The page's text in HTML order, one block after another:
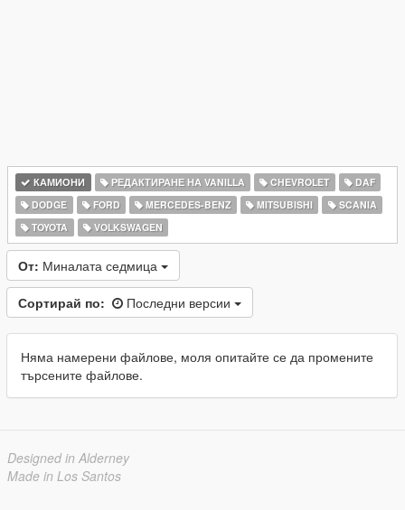
КАМИОНИ РЕДАКТИРАНЕ НА VANILLA CHEVROLET
DAF
DODGE
FORD MERCEDES-BENZ MITSUBISHI
SCANIA
TOYOTA
VOLKSWAGEN
От: Миналата седмица
Сортирай по: Последни версии
Няма намерени файлове, моля опитайте се да промените
търсените файлове.
Designed in Alderney
Made in Los Santos